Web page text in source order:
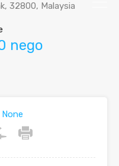
32800, Malaysia
nego